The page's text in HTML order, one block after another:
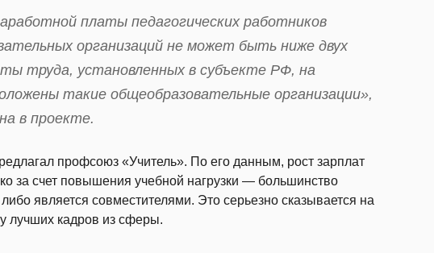
платы педагогических работников
организаций не может быть ниже двух
труда, установленных в субъекте РФ, на
такие общеобразовательные организации»,
в проекте.
профсоюз «Учитель». По его данным, рост зарплат
за счет повышения учебной нагрузки — большинство
является совместителями. Это серьезно сказывается на
лучших кадров из сферы.